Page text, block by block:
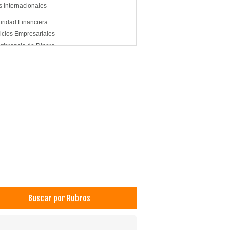
internacionales
Financiera
Empresariales
de Dinero
Buscar por Rubros